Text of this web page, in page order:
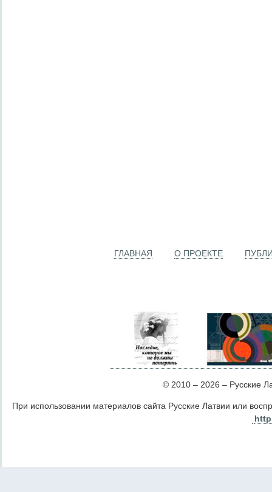
ГЛАВНАЯ О ПРОЕКТЕ
© 2010 – 2026 – Русские
При использовании материалов сайта Русские Латвии или